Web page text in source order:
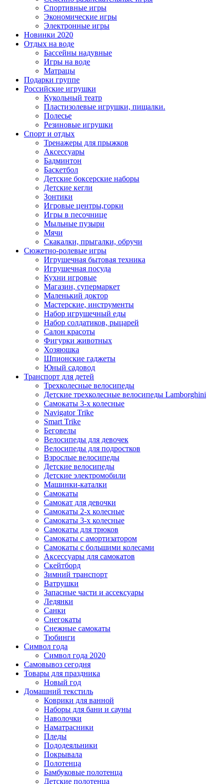
Спортивные игры
Экономические игры
Электронные игры
Новинки 2020
Отдых на воде
Бассейны надувные
Игры на воде
Матрацы
Подарки группе
Российские игрушки
Кукольный театр
Пластизолевые игрушки, пищалки.
Полесье
Резиновые игрушки
Спорт и отдых
Тренажеры для прыжков
Аксессуары
Бадминтон
Баскетбол
Детские боксерские наборы
Детские кегли
Зонтики
Игровые центры,горки
Игры в песочнице
Мыльные пузыри
Мячи
Скакалки, прыгалки, обручи
Сюжетно-ролевые игры
Игрушечная бытовая техника
Игрушечная посуда
Кухни игровые
Магазин, супермаркет
Маленький доктор
Мастерские, инструменты
Набор игрушечный еды
Набор солдатиков, рыцарей
Салон красоты
Фигурки животных
Хозяюшка
Шпионские гаджеты
Юный садовод
Транспорт для детей
Трехколесные велосипеды
Детские трехколесные велосипеды Lamborghini
Самокаты 3-х колесные
Navigator Trike
Smart Trike
Беговелы
Велосипеды для девочек
Велосипеды для подростков
Взрослые велосипеды
Детские велосипеды
Детские электромобили
Машинки-каталки
Самокаты
Самокат для девочки
Самокаты 2-х колесные
Самокаты 3-х колесные
Самокаты для трюков
Самокаты с амортизатором
Самокаты с большими колесами
Аксессуары для самокатов
Скейтборд
Зимний транспорт
Ватрушки
Запасные части и ассексуары
Ледянки
Санки
Снегокаты
Снежные самокаты
Тюбинги
Символ года
Символ года 2020
Самовывоз сегодня
Товары для праздника
Новый год
Домашний текстиль
Коврики для ванной
Наборы для бани и сауны
Наволочки
Наматрасники
Пледы
Пододеяльники
Покрывала
Полотенца
Бамбуковые полотенца
Детские полотенца